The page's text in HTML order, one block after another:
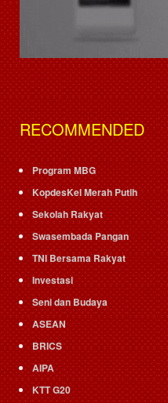
RECOMMENDED
Program MBG
KopdesKel Merah Putih
Sekolah Rakyat
Swasembada Pangan
TNI Bersama Rakyat
Investasi
Seni dan Budaya
ASEAN
BRICS
AIPA
KTT G20